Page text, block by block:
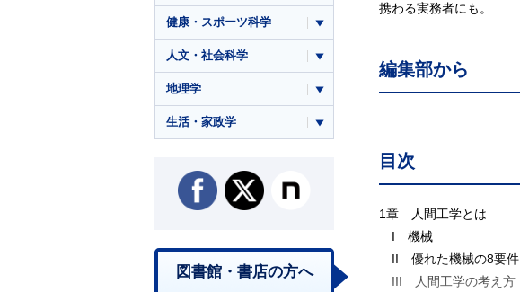
携わる実務者にも。
編集部から
目次
1章 人間工学とは
I 機械
II 優れた機械の8要件
III 人間工学の考え方
健康・スポーツ科学
人文・社会科学
地理学
生活・家政学
図書館・書店の方へ